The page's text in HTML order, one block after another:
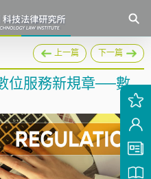
上一篇 下一篇
位服務新規章──數